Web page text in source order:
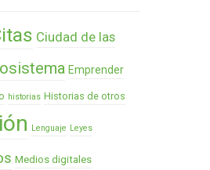
Ciudad de las
Emprender
historias Historias de otros
Lenguaje Leyes
Medios digitales